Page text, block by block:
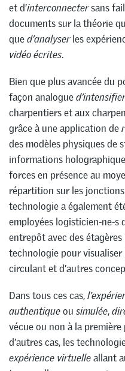
et d’interconnectersans
documents sur la théorie
qued’analyserles
vidéo écrites.
Bien que plus avancée du
façon analogued’intensifier
charpentiers et aux
grâce à une application de
des modèles physiques de
informations
forces en présence au
répartition sur les
technologie a également
employées logisticien-ne-s
entrepôt avec des
technologie pour
circulant et d’autres
Dans tous ces cas,
authentiqueou simulée,
vécue ou non à la
d’autres cas, les
expérience virtuelleallant